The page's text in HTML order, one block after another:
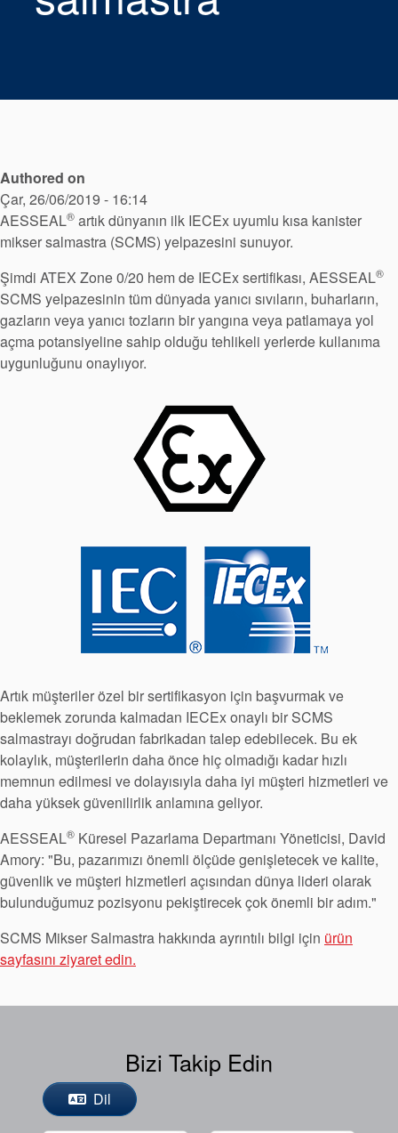
Sistemi
Sertifikalar ve Standartlar
Bize Ulaşın
Haberler
Sürdürülebilirlik
Akademi
Ürün Broşürleri
beyaz bültenler
Authored on
Çar, 26/06/2019 - 16:14
AESSEAL® artık dünyanın ilk IECEx uyumlu kısa kanister
mikser salmastra (SCMS) yelpazesini sunuyor.
Şimdi ATEX Zone 0/20 hem de IECEx sertifikası, AESSEAL®
SCMS yelpazesinin tüm dünyada yanıcı sıvıların, buharların,
gazların veya yanıcı tozların bir yangına veya patlamaya yol
açma potansiyeline sahip olduğu tehlikeli yerlerde kullanıma
uygunluğunu onaylıyor.
Artık müşteriler özel bir sertifikasyon için başvurmak ve
beklemek zorunda kalmadan IECEx onaylı bir SCMS
salmastrayı doğrudan fabrikadan talep edebilecek. Bu ek
kolaylık, müşterilerin daha önce hiç olmadığı kadar hızlı
memnun edilmesi ve dolayısıyla daha iyi müşteri hizmetleri ve
daha yüksek güvenilirlik anlamına geliyor.
AESSEAL® Küresel Pazarlama Departmanı Yöneticisi, David
Amory: "Bu, pazarımızı önemli ölçüde genişletecek ve kalite,
güvenlik ve müşteri hizmetleri açısından dünya lideri olarak
bulunduğumuz pozisyonu pekiştirecek çok önemli bir adım."
SCMS Mikser Salmastra hakkında ayrıntılı bilgi için ürün
sayfasını ziyaret edin.
Bizi Takip Edin
Dil